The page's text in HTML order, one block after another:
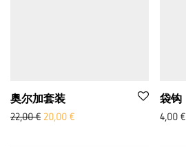
奥尔加套装
22,00€ 原价： 22.00 欧元
20,00 €当前价格为：20,00 欧元。
袋钩
4,00 €